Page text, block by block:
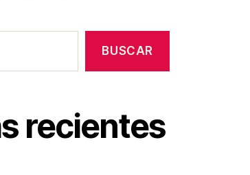
BUSCAR
recientes